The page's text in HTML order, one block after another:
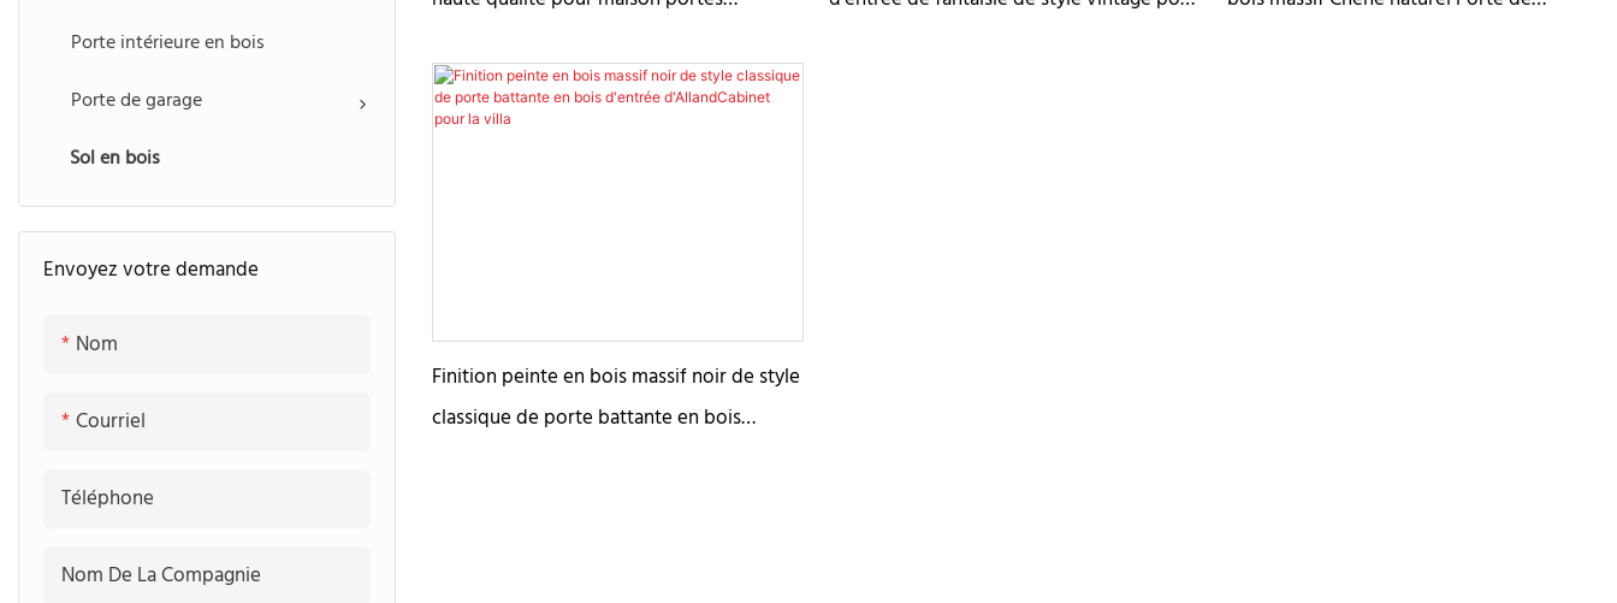
Promenade dans le placard
Porte intérieure en bois
Porte de garage
Sol en bois
Envoyez votre demande
Nom
Courriel
Téléphone
Nom De La Compagnie
modernes extérieures
Finition peinte en bois massif noir de style
classique de porte battante en bois